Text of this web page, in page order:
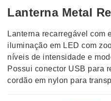
Lanterna Metal
Lanterna recarregável com
iluminação em LED com
níveis de intensidade e
Possui conector USB para
cordão em nylon para